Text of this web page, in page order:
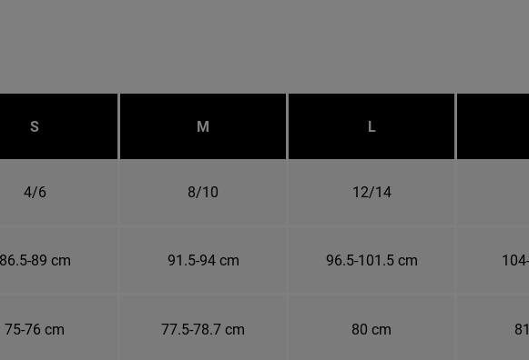
S M L
4/6 8/10 12/14
86.5-89 cm 91.5-94 cm 96.5-101.5 cm
75-76 cm 77.5-78.7 cm 80 cm